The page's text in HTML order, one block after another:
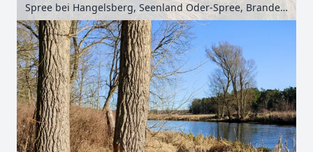
Spree bei Hangelsberg, Seenland Oder-Spree, Brandenburg, Deutschland